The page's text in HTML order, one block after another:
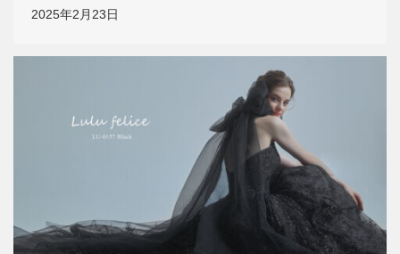
2025年2月23日